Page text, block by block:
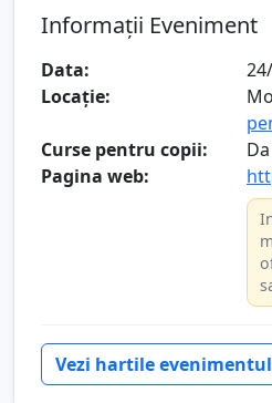
Informații Eveniment
Data:
Locație:
Curse pentru copii:
Da
Pagina web:
Vezi hartile